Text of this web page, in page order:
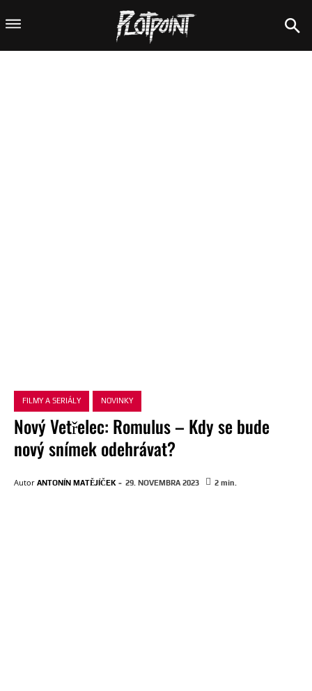
FILMY A SERIÁLY NOVINKY
Nový Vetřelec: Romulus – Kdy se bude
nový snímek odehrávat?
Autor ANTONÍN MATĚJÍČEK - 29. NOVEMBRA 2023 2 min.